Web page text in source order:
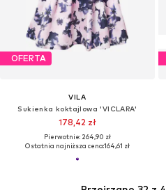
OFERTA
VILA
Sukienka koktajlowa 'VICLARA'
178,42 zł
Pierwotnie: 264,90 zł
Ostatnia najniższa cena:164,61 zł